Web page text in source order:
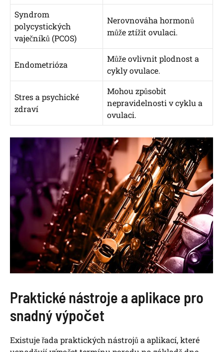
Syndrom
polycystických
vaječníků (PCOS)
Nerovnováha hormonů
může ztížit ovulaci.
Endometrióza
Může ovlivnit plodnost a
cykly ovulace.
Stres a psychické
zdraví
Mohou způsobit
nepravidelnosti v cyklu a
ovulaci.
Praktické nástroje a aplikace pro
snadný výpočet
Existuje řada praktických nástrojů a aplikací, které